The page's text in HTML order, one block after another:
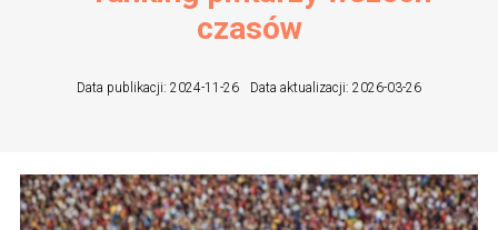
czasów
Data publikacji: 2024-11-26 Data aktualizacji: 2026-03-26